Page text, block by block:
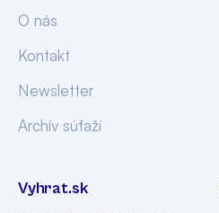
O nás
Kontakt
Newsletter
Archív súťaží
Vyhrat.sk